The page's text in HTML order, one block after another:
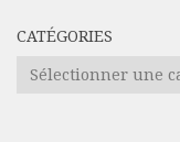
CATÉGORIES
Catégories